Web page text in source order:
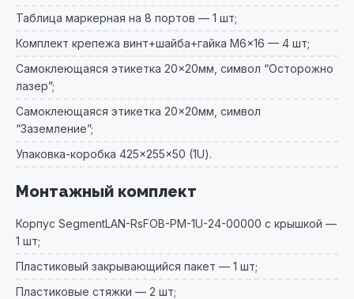
Таблица маркерная на 8 портов — 1 шт;
Комплект крепежа винт+шайба+гайка M6×16 — 4 шт;
Самоклеющаяся этикетка 20×20мм, символ “Осторожно
лазер”;
Самоклеющаяся этикетка 20×20мм, символ
“Заземление”;
Упаковка-коробка 425×255×50 (1U).
Монтажный комплект
Корпус SegmentLAN-RsFOB-PM-1U-24-00000 с крышкой —
1 шт;
Пластиковый закрывающийся пакет — 1 шт;
Пластиковые стяжки — 2 шт;